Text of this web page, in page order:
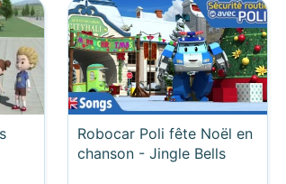
Robocar Poli fête Noël en
chanson - Jingle Bells